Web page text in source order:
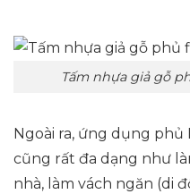
Tấm nhựa giả gỗ
Ngoài ra, ứng dụng
cũng rất đa dạng như
nhà, làm vách ngăn (di